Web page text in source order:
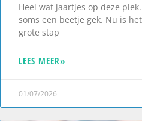
Heel wat jaartjes op deze
soms een beetje gek. Nu is
grote stap
LEES MEER»
01/07/2026